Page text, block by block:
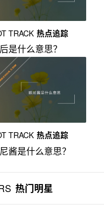
TRACK 热点追踪
是什么意思？
TRACK 热点追踪
酱是什么意思？
热门明星